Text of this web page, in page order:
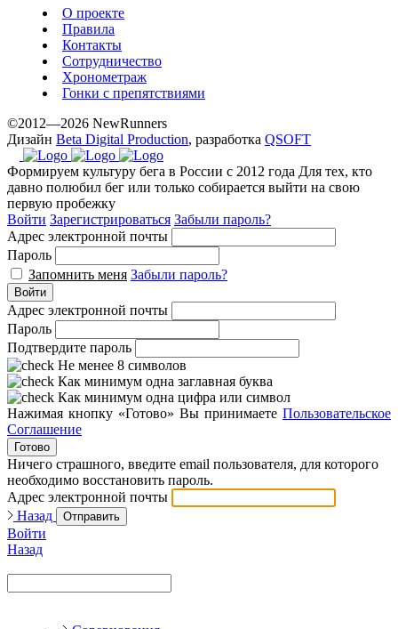
О проекте
Правила
Контакты
Сотрудничество
Хронометраж
Гонки с препятствиями
©2012—2026 NewRunners
Дизайн Beta Digital Production, разработка QSOFT
Формируем культуру бега в России с 2012 года Для тех, кто
давно полюбил бег или только собирается выйти на свою
первую пробежку
Войти Зарегистрироваться Забыли пароль?
Адрес электронной почты
Пароль
Запомнить меня Забыли пароль?
Войти
Адрес электронной почты
Пароль
Подтвердите пароль
Не менее 8 символов
Как минимум одна заглавная буква
Как минимум одна цифра или символ
Нажимая кнопку «Готово» Вы принимаете Пользовательское
Соглашение
Готово
Ничего страшного, введите email пользователя, для которого
необходимо восстановить пароль.
Адрес электронной почты
Назад
Отправить
Войти
Назад